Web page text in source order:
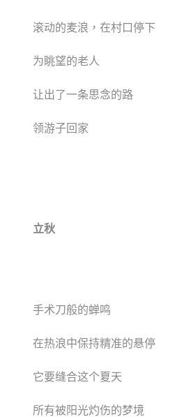
滚动的麦浪，在村口停下
为眺望的老人
让出了一条思念的路
领游子回家
立秋
手术刀般的蝉鸣
在热浪中保持精准的悬停
它要缝合这个夏天
所有被阳光灼伤的梦境